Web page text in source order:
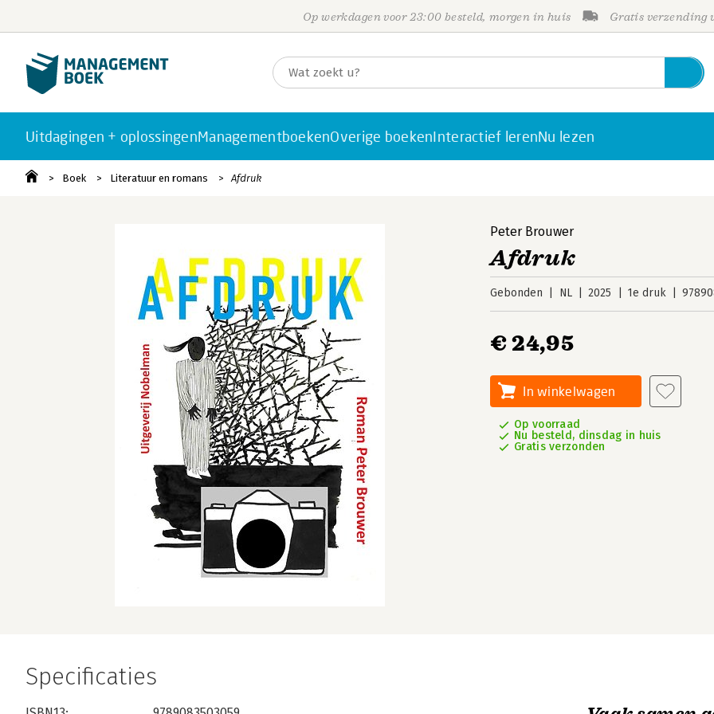
Op werkdagen voor 23:00 besteld, morgen in huis Gratis verzending
Uitdagingen + oplossingenManagementboekenOverige boekenInteractief lerenNu lezen
Boek Literatuur en romans Afdruk
Peter Brouwer
Afdruk
Gebonden NL 2025 1e druk
€ 24,95
In winkelwagen
Op voorraad
Nu besteld, dinsdag in huis
Gratis verzonden
Specificaties